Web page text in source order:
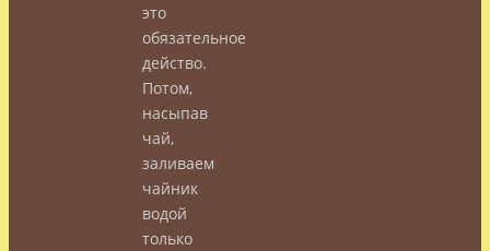
это
обязательное
действо.
Потом,
насыпав
чай,
заливаем
чайник
водой
только